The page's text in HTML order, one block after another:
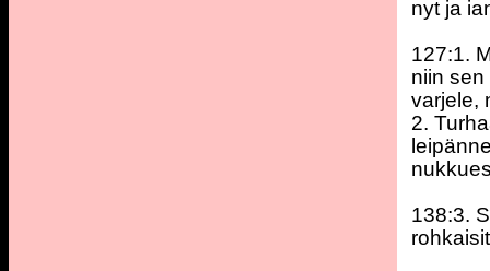
nyt ja
127:1.
niin
varjele,
2.
138:3.